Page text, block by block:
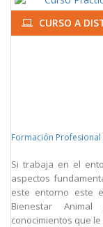
CURSO A
Formación
Si trabaja en el
aspectos
este entorno este
Bienestar
conocimientos que le